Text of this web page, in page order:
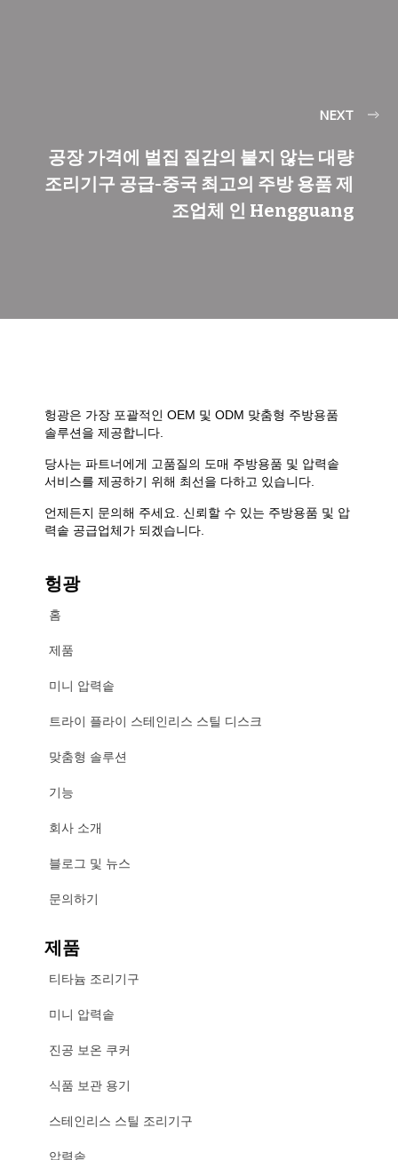
NEXT
공장 가격에 벌집 질감의 붙지 않는 대량
조리기구 공급-중국 최고의 주방 용품 제
조업체 인 Hengguang
헝광은 가장 포괄적인 OEM 및 ODM 맞춤형 주방용품
솔루션을 제공합니다.
당사는 파트너에게 고품질의 도매 주방용품 및 압력솥
서비스를 제공하기 위해 최선을 다하고 있습니다.
언제든지 문의해 주세요. 신뢰할 수 있는 주방용품 및 압
력솥 공급업체가 되겠습니다.
헝광
홈
제품
미니 압력솥
트라이 플라이 스테인리스 스틸 디스크
맞춤형 솔루션
기능
회사 소개
블로그 및 뉴스
문의하기
제품
티타늄 조리기구
미니 압력솥
진공 보온 쿠커
식품 보관 용기
스테인리스 스틸 조리기구
압력솥